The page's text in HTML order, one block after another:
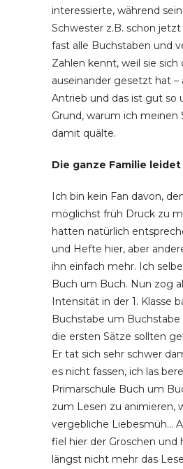
interessierte, während
Schwester z.B. schon
fast alle Buchstaben und
Zahlen kennt, weil sie sich
auseinander gesetzt hat –
Antrieb und das ist gut so
Grund, warum ich meinen
damit quälte.
Die ganze Familie
Ich bin kein Fan davon,
möglichst früh Druck zu
hatten natürlich
und Hefte hier, aber
ihn einfach mehr. Ich
Buch um Buch. Nun zog
Intensität in der 1. Klasse
Buchstabe um
die ersten Sätze sollten
Er tat sich sehr schwer
es nicht fassen, ich las
Primarschule Buch um
zum Lesen zu animieren,
vergebliche Liebesmüh…
fiel hier der Groschen und
längst nicht mehr das